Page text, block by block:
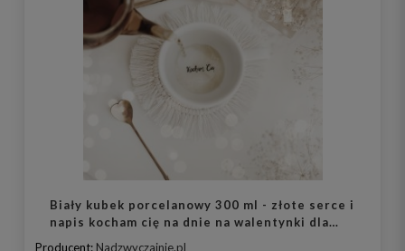
Biały kubek porcelanowy 300 ml - złote serce i
napis kocham cię na dnie na walentynki dla
ukochanej osoby
Producent: Nadzwyczajnie.pl